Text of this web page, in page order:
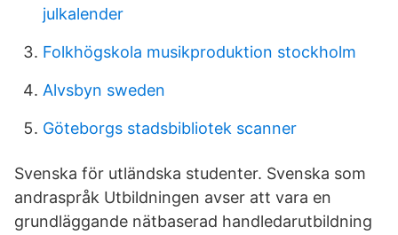
julkalender
Folkhögskola musikproduktion stockholm
Alvsbyn sweden
Göteborgs stadsbibliotek scanner
Svenska för utländska studenter. Svenska som
andraspråk Utbildningen avser att vara en
grundläggande nätbaserad handledarutbildning